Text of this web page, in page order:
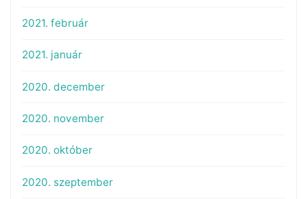
2021. február
2021. január
2020. december
2020. november
2020. október
2020. szeptember